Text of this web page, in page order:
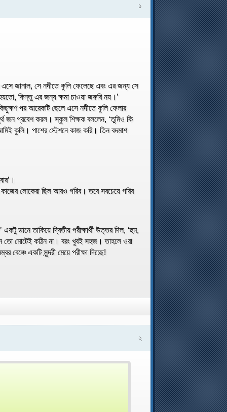
১
জানাল, সে নদীতে কুলি ফেলেছে এবং এর জন্য সে
কিন্তু এর জন্য ক্ষমা চাওয়া জরুরি নয়।’
পর আরেকটি ছেলে এসে নদীতে কুলি ফেলার
জন প্রবেশ করল। স্কুল শিক্ষক বললেন, ‘তুমিও কি
কুলি। পাশের স্টেশনে কাজ করি। তিন বদমাশ
লোকেরা ছিল আরও গরিব। তবে সবচেয়ে গরিব
একটু ডানে তাকিয়ে দ্বিতীয় পরীক্ষার্থী উত্তর দিল, ‘হুম,
তো মোটেই কঠিন না। বরং খুবই সহজ। তাহলে ওরা
একটি সুন্দরী মেয়ে পরীক্ষা দিচ্ছে!
২